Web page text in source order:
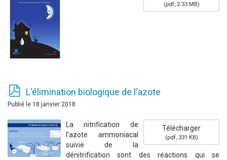
(pdf, 2.33 MB)
p
d
L'élimination biologique de l'azote
Publié le 18 janvier 2018
Télécharger
(pdf, 331 KB)
La nitrification de
l'azote ammoniacal
suivie de la
dénitrification sont des réactions qui se